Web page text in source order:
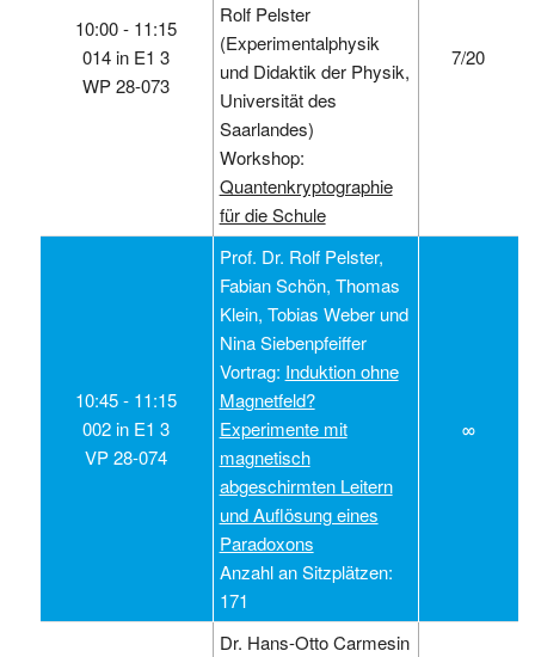
10:00 ‑ 11:15
014 in E1 3
WP 28-073
Rolf Pelster
(Experimentalphysik
und Didaktik der Physik,
Universität des
Saarlandes)
Workshop:
Quantenkryptographie
für die Schule
7/20
10:45 ‑ 11:15
002 in E1 3
VP 28-074
Prof. Dr. Rolf Pelster,
Fabian Schön, Thomas
Klein, Tobias Weber und
Nina Siebenpfeiffer
Vortrag: Induktion ohne
Magnetfeld?
Experimente mit
magnetisch
abgeschirmten Leitern
und Auflösung eines
Paradoxons
Anzahl an Sitzplätzen:
171
∞
Dr. Hans-Otto Carmesin